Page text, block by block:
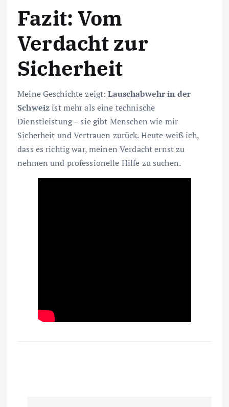
Fazit: Vom
Verdacht zur
Sicherheit
Meine Geschichte zeigt:Lauschabwehr in der
Schweizist mehr als eine technische
Dienstleistung – sie gibt Menschen wie mir
Sicherheit und Vertrauen zurück. Heute weiß ich,
dass es richtig war, meinen Verdacht ernst zu
nehmen und professionelle Hilfe zu suchen.